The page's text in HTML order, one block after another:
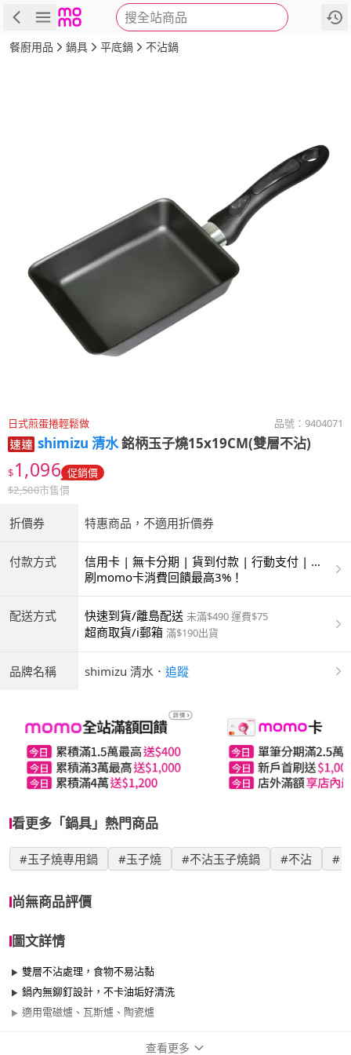
搜全站商品
商品 評價 詳情
餐廚用品 鍋具 平底鍋 不沾鍋
日式煎蛋捲輕鬆做 品號： 9404071
shimizu 清水銘柄玉子燒15x19CM(雙層不沾)
$1,096 促銷價
$2,500市售價
折價券 特惠商品，不適用折價券
付款方式
信用卡 | 無卡分期 | 貨到付款 | 行動支付 | 超
商付款 | ATM | 銀聯卡
刷momo卡消費回饋最高3%！
配送方式 快速到貨/離島配送 未滿$490 運費$75
超商取貨/i郵箱 滿$190出貨
品牌名稱 shimizu 清水 ． 追蹤
看更多「鍋具」熱門商品
#玉子燒專用鍋 #玉子燒 #不沾玉子燒鍋 #不沾 #
尚無商品評價
圖文詳情
雙層不沾處理，食物不易沾黏
鍋內無鉚釘設計，不卡油垢好清洗
適用電磁爐、瓦斯爐、陶瓷爐
查看更多